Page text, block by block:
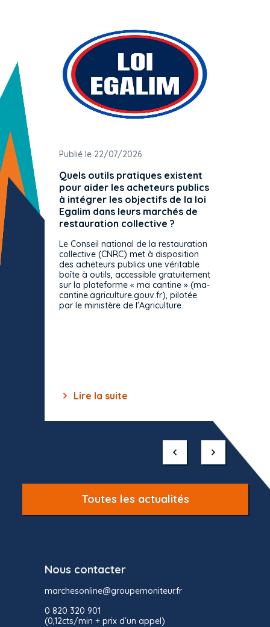
Publié le 22/07/2026
Quels outils pratiques existent
pour aider les acheteurs publics
à intégrer les objectifs de la loi
Egalim dans leurs marchés de
restauration collective ?
Le Conseil national de la restauration
collective (CNRC) met à disposition
des acheteurs publics une véritable
boîte à outils, accessible gratuitement
sur la plateforme « ma cantine » (ma-
cantine.agriculture.gouv.fr), pilotée
par le ministère de l'Agriculture.
Lire la suite
Toutes les actualités
Nous contacter
marchesonline@groupemoniteur.fr
0 820 320 901
(0,12cts/min + prix d’un appel)